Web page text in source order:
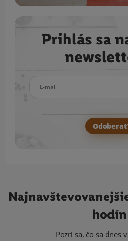
Prihlás sa
Odoberať
hodín
Pozri sa, čo sa dnes